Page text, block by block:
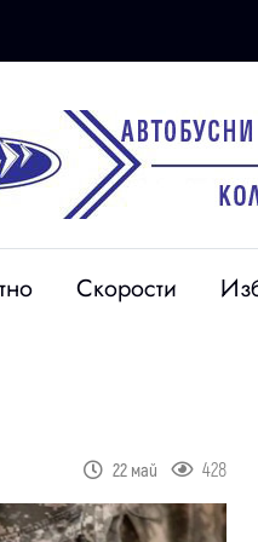
Скорости
22 май 428